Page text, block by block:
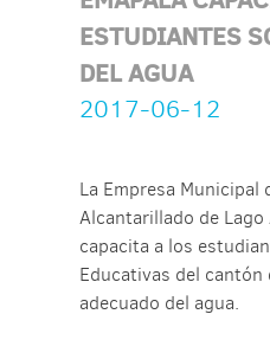
ESTUDIANTES
DEL AGUA
2017-06-12
La Empresa Municipal
Alcantarillado de Lago
capacita a los
Educativas del cantón
adecuado del agua.